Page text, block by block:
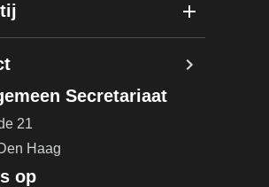
Secretariaat
21
Haag
op